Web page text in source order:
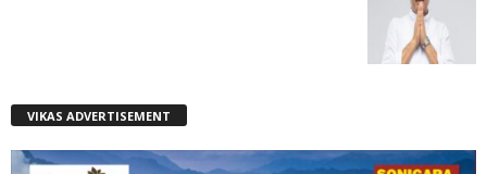
VIKAS ADVERTISEMENT